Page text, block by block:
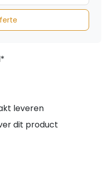
leveren
dit product